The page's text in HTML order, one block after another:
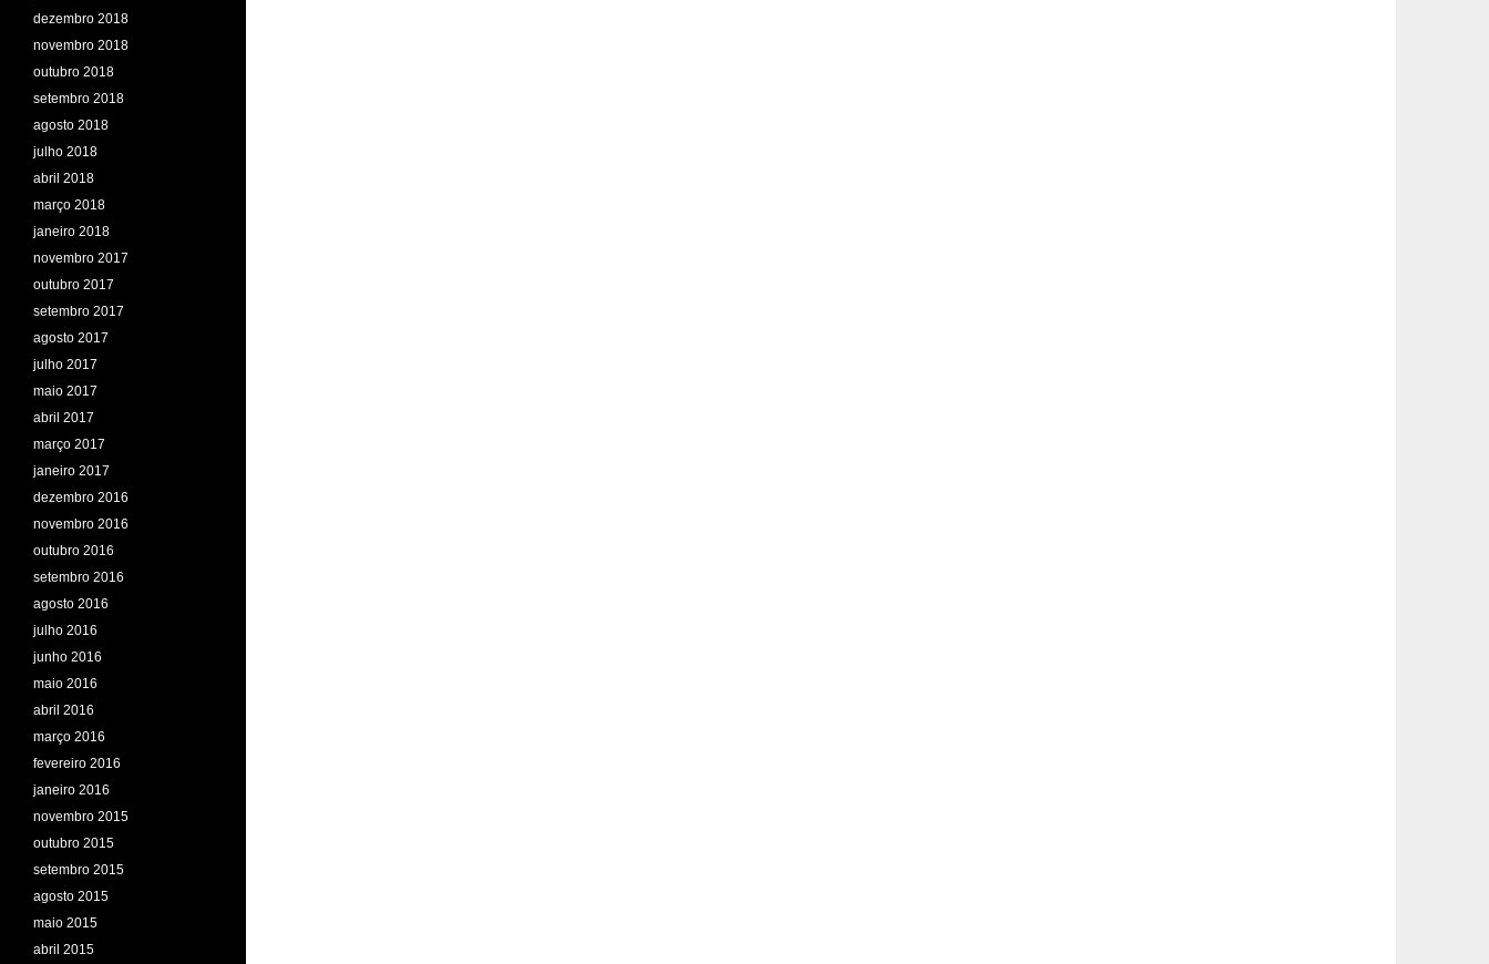
dezembro 2018
novembro 2018
outubro 2018
setembro 2018
agosto 2018
julho 2018
abril 2018
março 2018
janeiro 2018
novembro 2017
outubro 2017
setembro 2017
agosto 2017
julho 2017
maio 2017
abril 2017
março 2017
janeiro 2017
dezembro 2016
novembro 2016
outubro 2016
setembro 2016
agosto 2016
julho 2016
junho 2016
maio 2016
abril 2016
março 2016
fevereiro 2016
janeiro 2016
novembro 2015
outubro 2015
setembro 2015
agosto 2015
maio 2015
abril 2015